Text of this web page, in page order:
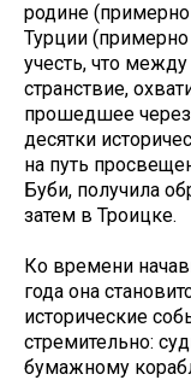
родине
Турции
учесть, что
странствие,
прошедшее
десятки
на путь
Буби, получила
затем в Троицке.
Ко времени
года она
исторические
стремительно:
бумажному